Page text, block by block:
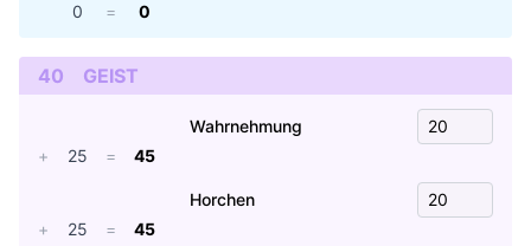
0
= 0
40 GEIST
Wahrnehmung
+
25 = 45
Horchen
+
25 = 45